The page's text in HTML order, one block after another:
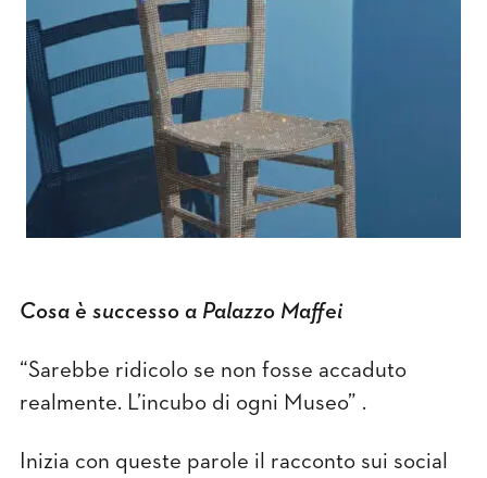
Cosa è successo a Palazzo Maffei
“Sarebbe ridicolo se non fosse accaduto
realmente. L’incubo di ogni Museo” .
Inizia con queste parole il racconto sui social